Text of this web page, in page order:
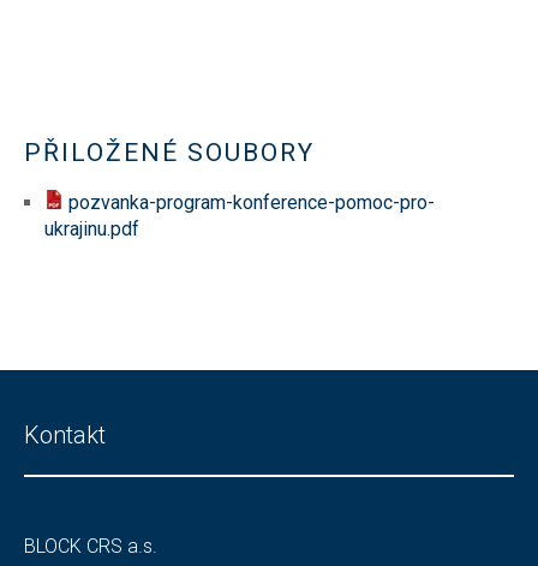
PŘILOŽENÉ SOUBORY
pozvanka-program-konference-pomoc-pro-
ukrajinu.pdf
Kontakt
BLOCK CRS a.s.